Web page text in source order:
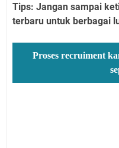
Tips: Jangan sampai
terbaru untuk berbagai
Proses recruiment